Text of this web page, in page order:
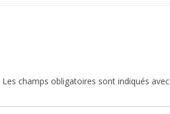
Les champs obligatoires sont indiqués avec